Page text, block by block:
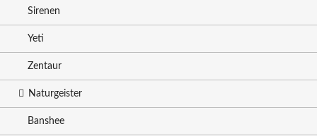
Sirenen
Yeti
Zentaur
Naturgeister
Banshee